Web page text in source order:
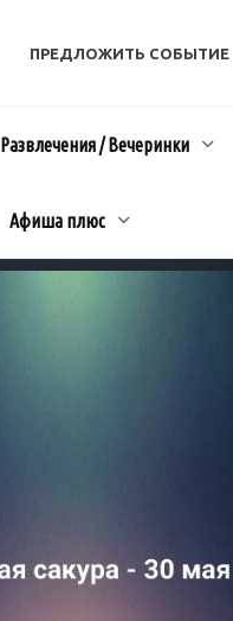
ПРЕДЛОЖИТЬ СОБЫТИЕ
Развлечения / Вечеринки
Афиша плюс